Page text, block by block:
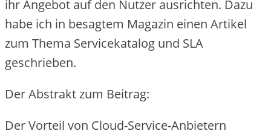
ihr Angebot auf den Nutzer ausrichten. Dazu
habe ich in besagtem Magazin einen Artikel
zum Thema Servicekatalog und SLA
geschrieben.
Der Abstrakt zum Beitrag:
Der Vorteil von Cloud-Service-Anbietern